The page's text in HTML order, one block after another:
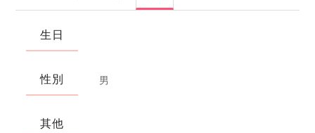
生日
性別 男
其他